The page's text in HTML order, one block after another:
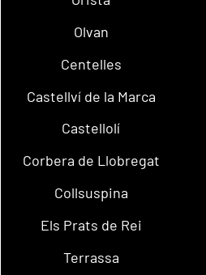
Olvan
Centelles
Castellví de la Marca
Castellolí
Corbera de Llobregat
Collsuspina
Els Prats de Rei
Terrassa